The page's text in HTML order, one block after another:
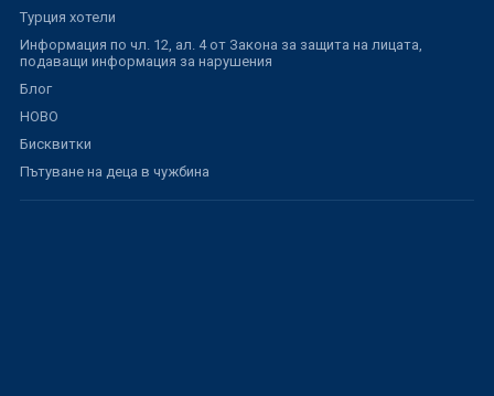
Турция хотели
Информация по чл. 12, ал. 4 от Закона за защита на лицата,
подаващи информация за нарушения
Блог
НОВО
Бисквитки
Пътуване на деца в чужбина